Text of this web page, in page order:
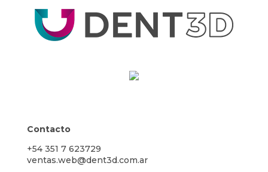
Contacto
+54 351 7 623729
ventas.web@dent3d.com.ar